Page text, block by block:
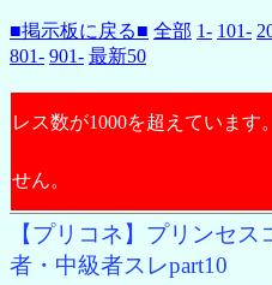
■掲示板に戻る■ 全部 1- 101-
801- 901- 最新50
レス数が1000を超えています
せん。
【プリコネ】プリンセ
者・中級者スレpart10